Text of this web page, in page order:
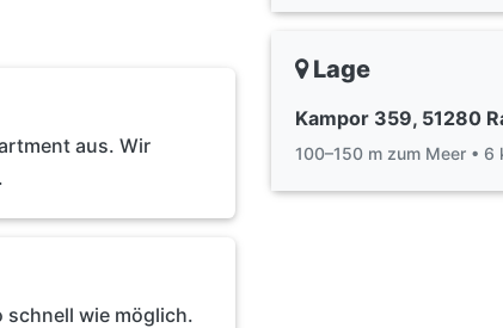
aus. Wir
schnell wie möglich.
Lage
Kampor 359, 51280
100–150 m zum Meer • 6